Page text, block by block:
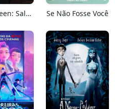
Springsteen: Salve-me Do Desconhecido Se Não Fosse Você